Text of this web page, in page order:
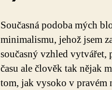
Současná podoba mých
minimalismu, jehož jsem
současný vzhled vytvářet,
času ale člověk tak nějak
tom, jak vysoko v pravém